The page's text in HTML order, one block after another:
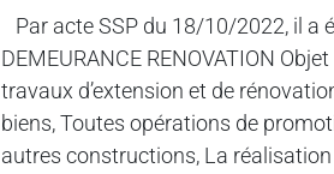
Par acte SSP du 18/10/2022, il a
DEMEURANCE RENOVATION
travaux d’extension et de
biens, Toutes opérations de
autres constructions, La